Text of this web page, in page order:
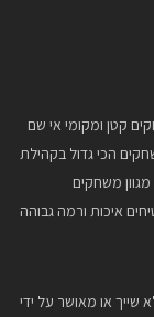
קטן ומקומי אי שם
הכי גדול בקהילת
משחקים
איכות ורמה גבוהה
או מאושר על ידי